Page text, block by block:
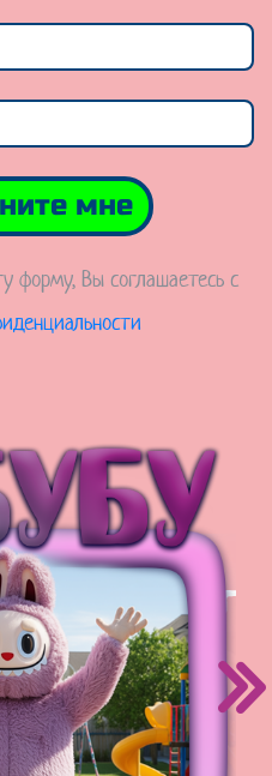
мне
форму, Вы соглашаетесь с